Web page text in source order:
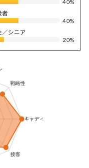
40%
者
40%
／シニア
20%